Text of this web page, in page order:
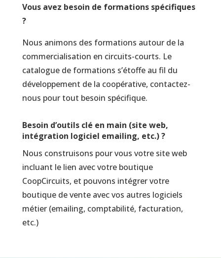
Vous avez besoin de formations spécifiques
?
Nous animons des formations autour de la
commercialisation en circuits-courts. Le
catalogue de formations s’étoffe au fil du
développement de la coopérative, contactez-
nous pour tout besoin spécifique.
Besoin d’outils clé en main (site web,
intégration logiciel emailing, etc.) ?
Nous construisons pour vous votre site web
incluant le lien avec votre boutique
CoopCircuits, et pouvons intégrer votre
boutique de vente avec vos autres logiciels
métier (emailing, comptabilité, facturation,
etc.)